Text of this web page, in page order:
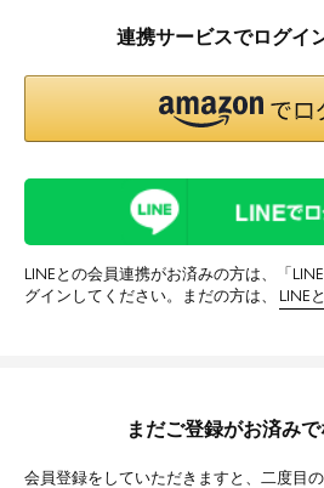
連携サービスでログイ
LINEとの会員連携がお済みの方は、「
グインしてください。まだの方は、
LINE
まだご登録がお済み
会員登録をしていただきますと、二度目